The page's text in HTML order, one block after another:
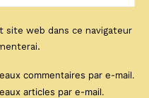
:
site web dans ce navigateur
commentaires par e-mail.
articles par e-mail.